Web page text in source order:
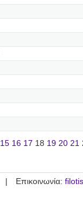
15 16 17 18 19 20 21
Επικοινωνία: